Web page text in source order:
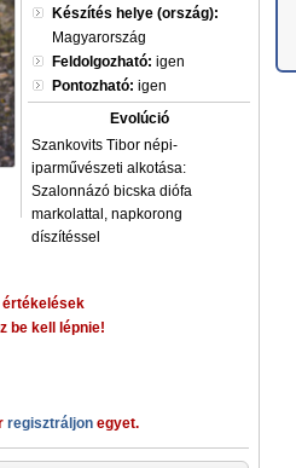
Készítés helye (ország):
Magyarország
Feldolgozható: igen
Pontozható: igen
Evolúció
Szankovits Tibor népi-
iparművészeti alkotása:
Szalonnázó bicska diófa
markolattal, napkorong
díszítéssel
értékelések
be kell lépnie!
regisztráljon egyet.